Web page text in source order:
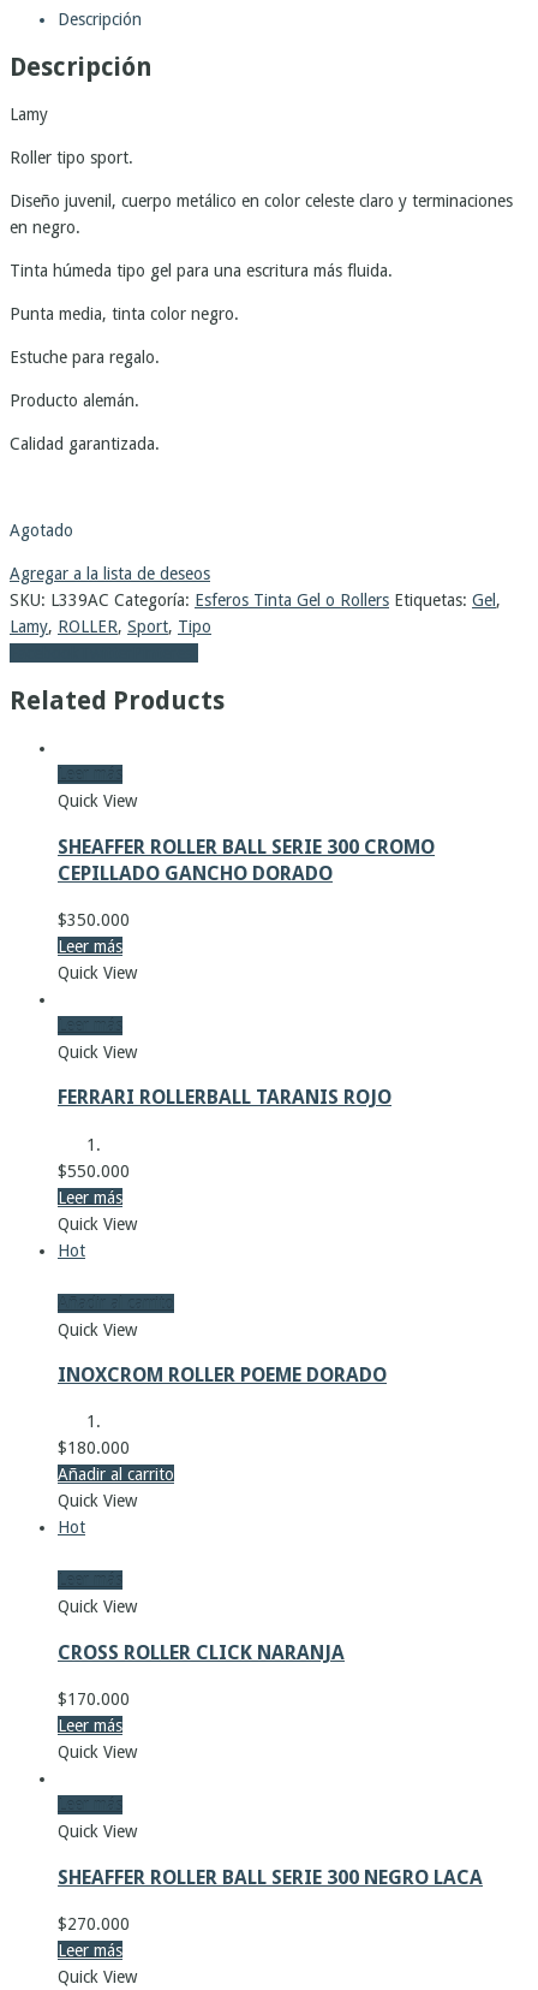
Descripción
Descripción
Lamy
Roller tipo sport.
Diseño juvenil, cuerpo metálico en color celeste claro y terminaciones
en negro.
Tinta húmeda tipo gel para una escritura más fluida.
Punta media, tinta color negro.
Estuche para regalo.
Producto alemán.
Calidad garantizada.
Agotado
Agregar a la lista de deseos
SKU: L339AC Categoría: Esferos Tinta Gel o Rollers Etiquetas: Gel ,
Lamy, ROLLER, Sport, Tipo
Related Products
Quick View
SHEAFFER ROLLER BALL SERIE 300 CROMO
CEPILLADO GANCHO DORADO
$350.000
Leer más
Quick View
Quick View
FERRARI ROLLERBALL TARANIS ROJO
$550.000
Leer más
Quick View
Hot
Quick View
INOXCROM ROLLER POEME DORADO
$180.000
Añadir al carrito
Quick View
Hot
Quick View
CROSS ROLLER CLICK NARANJA
$170.000
Leer más
Quick View
Quick View
SHEAFFER ROLLER BALL SERIE 300 NEGRO LACA
$270.000
Leer más
Quick View